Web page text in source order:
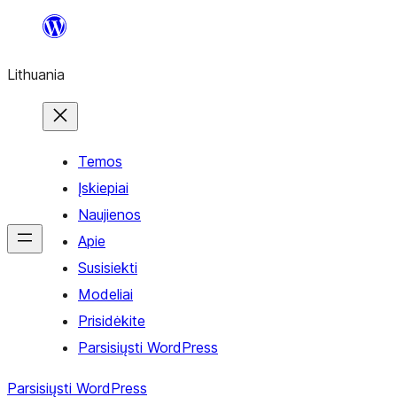
turinio
Lithuania
Temos
Įskiepiai
Naujienos
Apie
Susisiekti
Modeliai
Prisidėkite
Parsisiųsti WordPress
Parsisiųsti WordPress